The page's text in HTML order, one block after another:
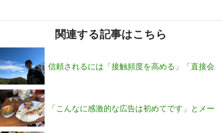
関連する記事はこちら
信頼されるには「接触頻度を高める」「直接会
う」という常識は完全に崩れました
「こんなに感激的な広告は初めてです」とメー